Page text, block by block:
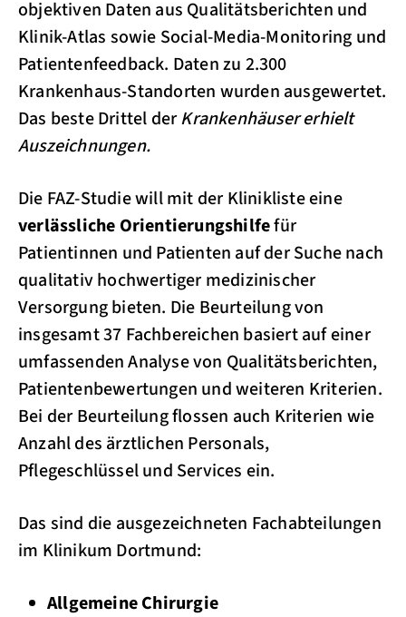
objektiven Daten aus Qualitätsberichten und
Klinik-Atlas sowie Social-Media-Monitoring und
Patientenfeedback. Daten zu 2.300
Krankenhaus-Standorten wurden ausgewertet.
Das beste Drittel derKrankenhäuser erhielt
Auszeichnungen.
Die FAZ-Studie will mit der Klinikliste eine
verlässliche Orientierungshilfefür
Patientinnen und Patienten auf der Suche nach
qualitativ hochwertiger medizinischer
Versorgung bieten. Die Beurteilung von
insgesamt 37 Fachbereichen basiert auf einer
umfassenden Analyse von Qualitätsberichten,
Patientenbewertungen und weiteren Kriterien.
Bei der Beurteilung flossen auch Kriterien wie
Anzahl des ärztlichen Personals,
Pflegeschlüssel und Services ein.
Das sind die ausgezeichneten Fachabteilungen
im Klinikum Dortmund:
Allgemeine Chirurgie